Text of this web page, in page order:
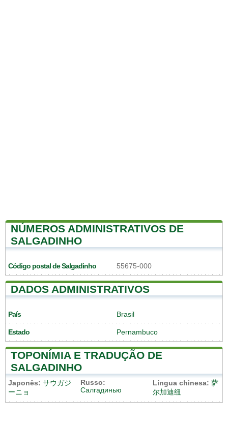
NÚMEROS ADMINISTRATIVOS DE
SALGADINHO
Código postal de Salgadinho 55675-000
DADOS ADMINISTRATIVOS
País Brasil
Estado Pernambuco
TOPONÍMIA E TRADUÇÃO DE
SALGADINHO
Japonês: サウガジ
ーニョ
Russo:
Салгадинью
Língua chinesa: 萨
尔加迪纽